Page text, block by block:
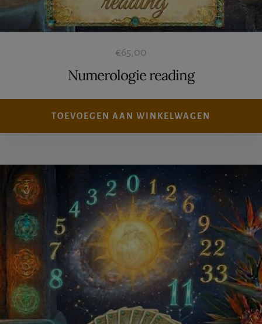
€65,00
Numerologie reading
TOEVOEGEN AAN WINKELWAGEN